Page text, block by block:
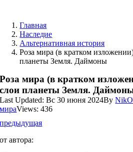
contentГлавная
Наследие
Альтернативная история
Роза мира (в кратком
планеты Земля. Даймоны
Роза мира (в кратком
слои планеты Земля.
Last Updated: Вс 30 июня 2024ByNikO
мираViews: 436
предыдущая
от автора: